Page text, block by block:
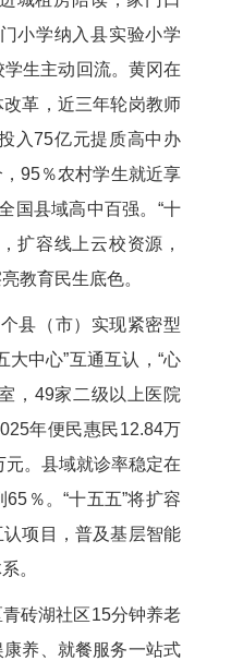
小学纳入县实验小学
生主动回流。黄冈在
革，近三年轮岗教师
入75亿元提质高中办
95％农村学生就近享
国县域高中百强。“十
扩容线上云校资源，
教育民生底色。
县（市）实现紧密型
大中心”互通互认，“心
，49家二级以上医院
年便民惠民12.84万
元。县域就诊率稳定在
％。“十五五”将扩容
项目，普及基层智能
。
砖湖社区15分钟养老
养、就餐服务一站式